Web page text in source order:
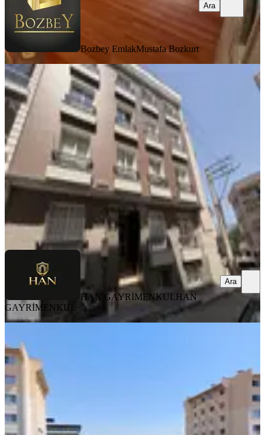
Bozbey EmlakMustafa Bozkurt
Ara
YENİ
Buca Çevikbir Pazaryeri Yakını Eşyalı
Kiralık 2+1
Buca, Kozağaç Mahallesi
2+1·75 m²·2. Kat· 08.08.2026
31.000 ₺
HAN GAYRİMENKUL HAN GAYRİMENKUL
HAN GAYRİMENKULHAN
GAYRİMENKUL
Ara